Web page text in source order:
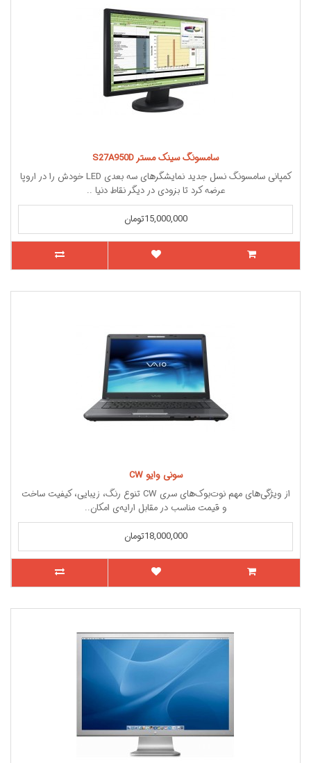
سامسونگ سینک مستر S27A950D
کمپانی سامسونگ نسل جدید نمایشگرهای سه بعدی LED خودش را در اروپا
عرضه کرد تا بزودی در دیگر نقاط دنیا ..
15,000,000تومان
سونی وایو CW
از ویژگی‌های مهم نوت‌بوک‌های سری CW تنوع رنگ، زیبایی، کیفیت ساخت
و قیمت مناسب در مقابل ارایه‌ی امکان..
18,000,000تومان